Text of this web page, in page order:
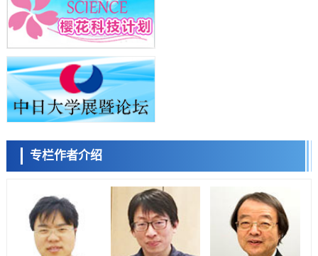
群马大学开发针对难治性癫痫的新型基因疗法，利用超小型GAD67启动
子抑制发作
科学研究
九州大学揭示夜间眼压升高机制：两种激素波动叠加所致
科学研究
东京都产技研采用新手法开发出可稳定工作至300℃的介电材料，已验
证电容器可在汽车发动机等高温环境下工作
经济・社会
日本生成式AI使用者占比一年内翻倍，但与中美德仍有较大差距
政策
日本修订首都直下型地震紧急对策：目标为死亡人数至少减半，重点强
化火灾防控
福井大学发现细胞记忆过往并抑制反应的机制，阐明即便DNA相同反应
迥异之谜
科学研究
神户大学确认口服癌症疫苗B440单药给药的安全性，在转移性尿路上皮
癌患者中开展临床试验
专栏作者介绍
小岩井忠道
陈小牧 李鸥 安宁